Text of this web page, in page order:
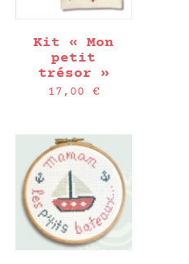
Kit « Mon
petit
trésor »
17,00 €
AJOUTER AU